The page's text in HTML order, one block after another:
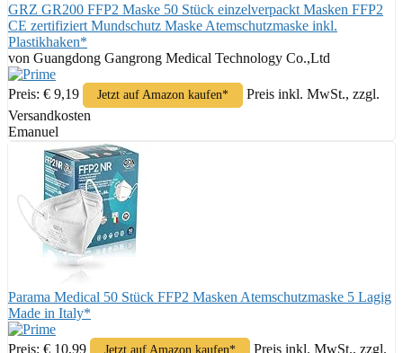
GRZ GR200 FFP2 Maske 50 Stück einzelverpackt Masken FFP2
CE zertifiziert Mundschutz Maske Atemschutzmaske inkl.
Plastikhaken*
von Guangdong Gangrong Medical Technology Co.,Ltd
Preis: € 9,19 Jetzt auf Amazon kaufen*
Preis inkl. MwSt., zzgl.
Versandkosten
Emanuel
Parama Medical 50 Stück FFP2 Masken Atemschutzmaske 5 Lagig
Made in Italy*
Preis: € 10,99 Jetzt auf Amazon kaufen*
Preis inkl. MwSt., zzgl.